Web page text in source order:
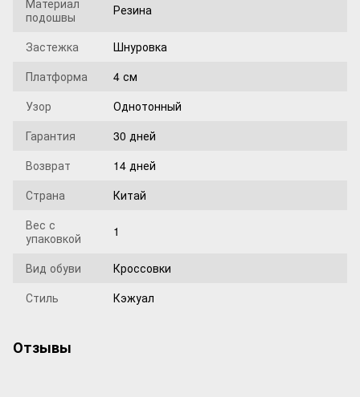
Материал
подошвы
Резина
Застежка
Шнуровка
Платформа
4 см
Узор
Однотонный
Гарантия
30 дней
Возврат
14 дней
Страна
Китай
Вес с
упаковкой
1
Вид обуви
Кроссовки
Стиль
Кэжуал
Отзывы